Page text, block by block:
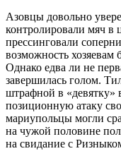
Азовцы довольно
контролировали мяч в
прессинговали
возможность хозяевам
Однако едва ли не
завершилась голом.
штрафной в «девятку»
позиционную атаку
мариупольцы могли
на чужой половине
на свидание с